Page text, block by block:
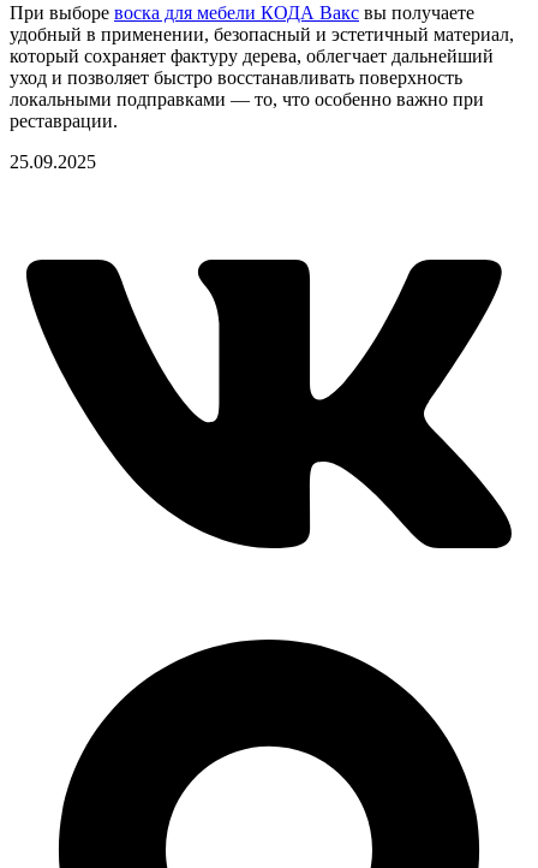
При выборе воска для мебели КОДА Вакс вы получаете
удобный в применении, безопасный и эстетичный материал,
который сохраняет фактуру дерева, облегчает дальнейший
уход и позволяет быстро восстанавливать поверхность
локальными подправками — то, что особенно важно при
реставрации.
25.09.2025